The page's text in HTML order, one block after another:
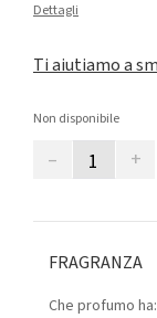
Dettagli
Ti aiutiamo a
Non disponibile
– +
FRAGRANZA
Che profumo